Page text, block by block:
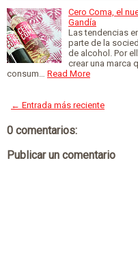
Cero Coma, el
Gandía
Las tendencias
parte de la
de alcohol. Por
crear una marca
consum… Read More
← Entrada más reciente
0 comentarios:
Publicar un comentario